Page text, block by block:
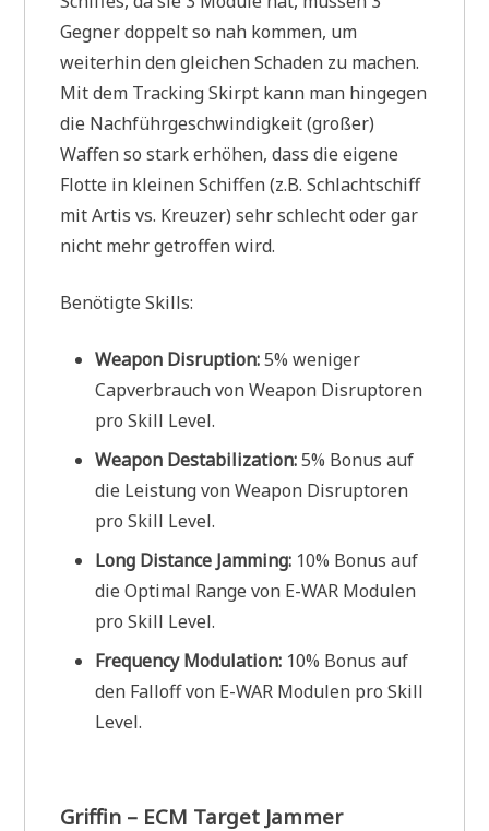
Gegner doppelt so nah kommen, um
weiterhin den gleichen Schaden zu machen.
Mit dem Tracking Skirpt kann man hingegen
die Nachführgeschwindigkeit (großer)
Waffen so stark erhöhen, dass die eigene
Flotte in kleinen Schiffen (z.B. Schlachtschiff
mit Artis vs. Kreuzer) sehr schlecht oder gar
nicht mehr getroffen wird.
Benötigte Skills:
Weapon Disruption:5% weniger
Capverbrauch von Weapon Disruptoren
pro Skill Level.
Weapon Destabilization:5% Bonus auf
die Leistung von Weapon Disruptoren
pro Skill Level.
Long Distance Jamming: 10% Bonus auf
die Optimal Range von E-WAR Modulen
pro Skill Level.
Frequency Modulation: 10% Bonus auf
den Falloff von E-WAR Modulen pro Skill
Level.
Griffin – ECM Target Jammer